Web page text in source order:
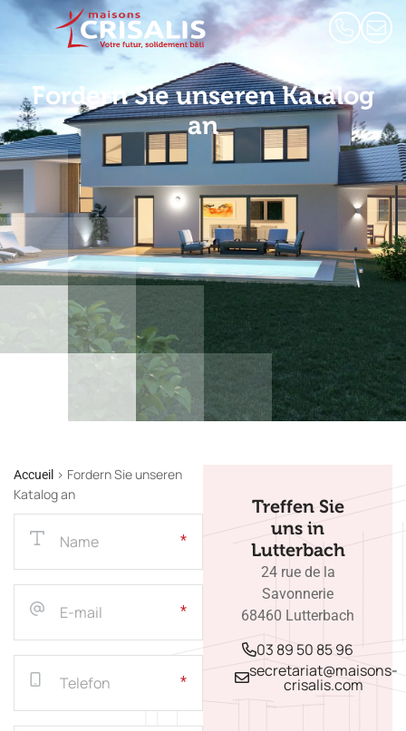
Fordern Sie unseren Katalog
an
Accueil > Fordern Sie unseren
Katalog an
Treffen Sie
uns in
Lutterbach​​
24 rue de la
Savonnerie
68460 Lutterbach
03 89 50 85 96
secretariat@maisons-
crisalis.com